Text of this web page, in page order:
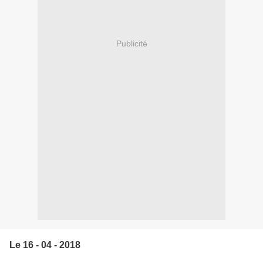
Publicité
Le 16 - 04 - 2018